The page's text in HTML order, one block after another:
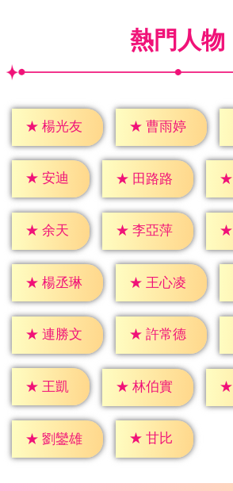
熱門人物
★ 楊光友 ★ 曹雨婷
★ 安迪 ★ 田路路 ★
★ 余天 ★ 李亞萍 ★
★ 楊丞琳 ★ 王心凌
★ 連勝文 ★ 許常德
★ 王凱 ★ 林伯實 ★
★ 劉鑾雄 ★ 甘比